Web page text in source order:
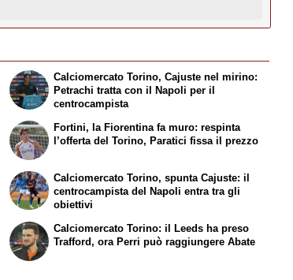
Calciomercato Torino, Cajuste nel mirino:
Petrachi tratta con il Napoli per il
centrocampista
Fortini, la Fiorentina fa muro: respinta
l’offerta del Torino, Paratici fissa il prezzo
Calciomercato Torino, spunta Cajuste: il
centrocampista del Napoli entra tra gli
obiettivi
Calciomercato Torino: il Leeds ha preso
Trafford, ora Perri può raggiungere Abate